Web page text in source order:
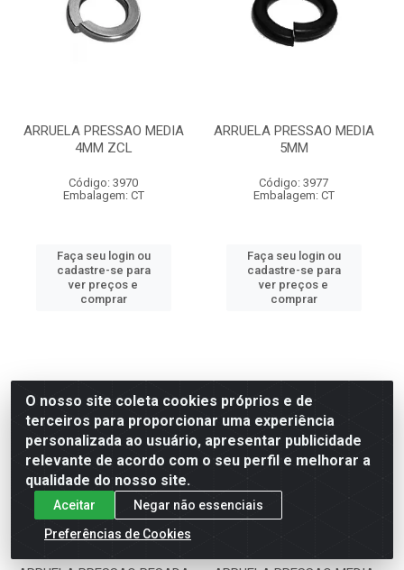
ARRUELA PRESSAO MEDIA
4MM ZCL
Código: 3970
Embalagem: CT
Faça seu login ou
cadastre-se para
ver preços e
comprar
ARRUELA PRESSAO MEDIA
5MM
Código: 3977
Embalagem: CT
Faça seu login ou
cadastre-se para
ver preços e
comprar
O nosso site coleta cookies próprios e de
terceiros para proporcionar uma experiência
personalizada ao usuário, apresentar publicidade
relevante de acordo com o seu perfil e melhorar a
qualidade do nosso site.
Aceitar
Negar não essenciais
Preferências de Cookies